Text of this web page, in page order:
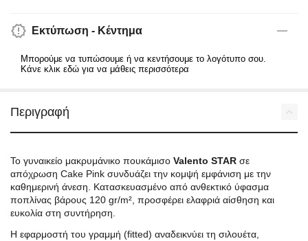
Εκτύπωση - Κέντημα
Μπορούμε να τυπώσουμε ή να κεντήσουμε το λογότυπο σου.
Κάνε κλικ εδώ για να μάθεις περισσότερα
Περιγραφή
Το γυναικείο μακρυμάνικο πουκάμισο Valento STAR σε
απόχρωση Cake Pink συνδυάζει την κομψή εμφάνιση με την
καθημερινή άνεση. Κατασκευασμένο από ανθεκτικό ύφασμα
ποπλίνας βάρους 120 gr/m², προσφέρει ελαφριά αίσθηση και
ευκολία στη συντήρηση.
Η εφαρμοστή του γραμμή (fitted) αναδεικνύει τη σιλουέτα,